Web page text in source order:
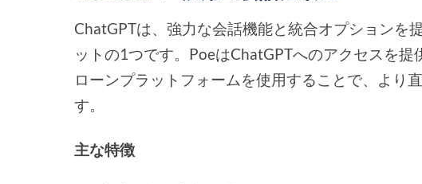
ChatGPTは、強力な会話機能と統合オプションを
ットの1つです。PoeはChatGPTへのアクセスを
ローンプラットフォームを使用することで、より
す。
主な特徴